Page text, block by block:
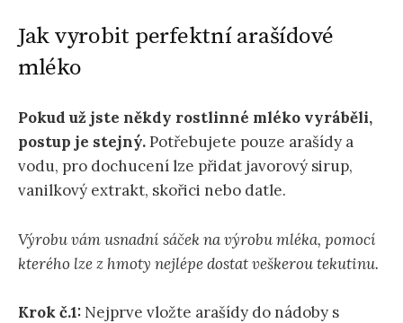
Jak vyrobit perfektní arašídové
mléko
Pokud už jste někdy rostlinné mléko vyráběli,
postup je stejný.Potřebujete pouze arašídy a
vodu, pro dochucení lze přidat javorový sirup,
vanilkový extrakt, skořici nebo datle.
Výrobu vám usnadní sáček na výrobu mléka, pomocí
kterého lze z hmoty nejlépe dostat veškerou tekutinu.
Krok č.1: Nejprve vložte arašídy do nádoby s